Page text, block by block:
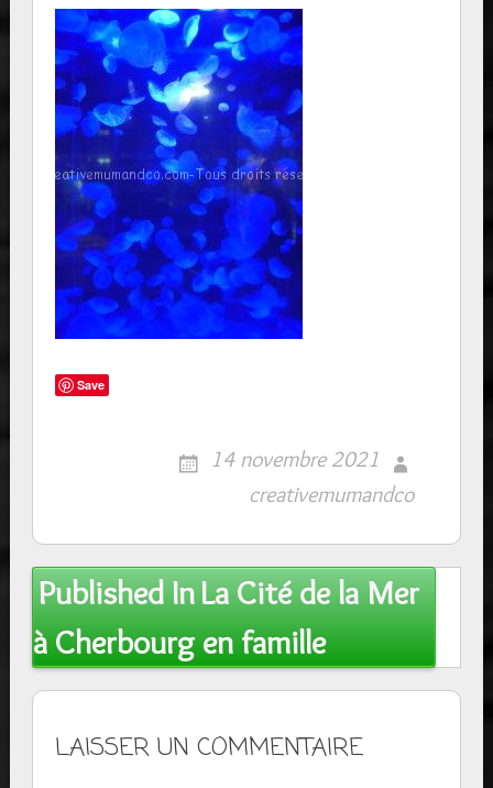
Save
14 novembre 2021
creativemumandco
Post
navigation
Published InLa Cité de la Mer
à Cherbourg en famille
LAISSER UN COMMENTAIRE